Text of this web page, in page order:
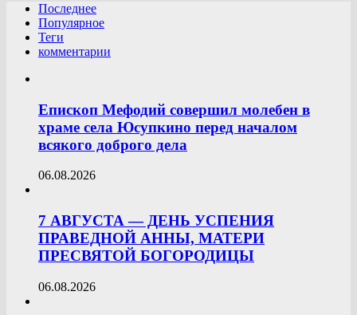
Последнее
Популярное
Теги
комментарии
Епископ Мефодий совершил молебен в
храме села Юсупкино перед началом
всякого доброго дела
06.08.2026
7 АВГУСТА — ДЕНЬ УСПЕНИЯ
ПРАВЕДНОЙ АННЫ, МАТЕРИ
ПРЕСВЯТОЙ БОГОРОДИЦЫ
06.08.2026